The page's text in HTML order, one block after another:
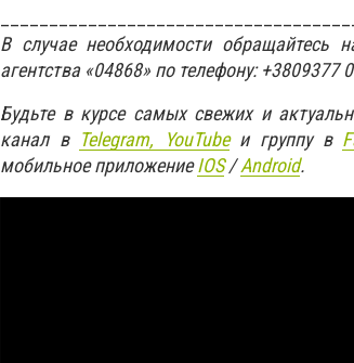
В случае необходимости обращайтесь
агентства «04868» по телефону: +3809377
Будьте в курсе самых свежих и
канал в Telegram, YouTubeи группу в
мобильное приложениеIOS/Android.